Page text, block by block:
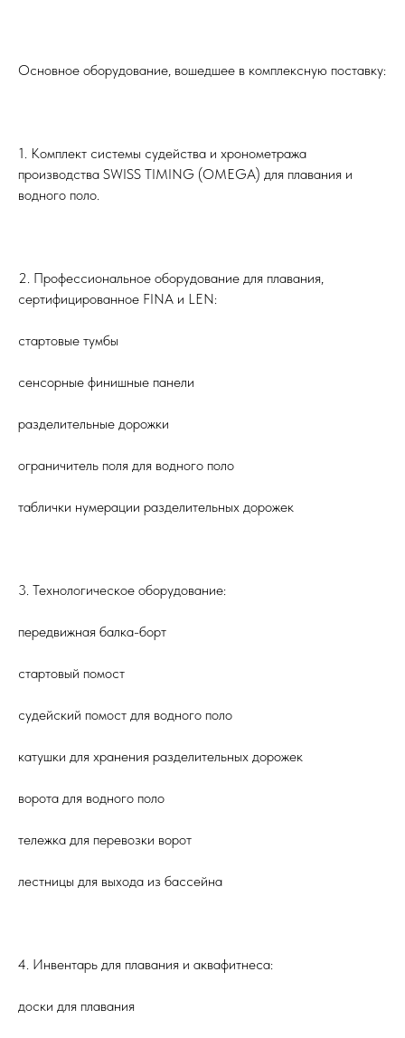
Основное оборудование, вошедшее в комплексную поставку:
1. Комплект системы судейства и хронометража
производства SWISS TIMING (OMEGA) для плавания и
водного поло.
2. Профессиональное оборудование для плавания,
сертифицированное FINA и LEN:
стартовые тумбы
сенсорные финишные панели
разделительные дорожки
ограничитель поля для водного поло
таблички нумерации разделительных дорожек
3. Технологическое оборудование:
передвижная балка-борт
стартовый помост
судейский помост для водного поло
катушки для хранения разделительных дорожек
ворота для водного поло
тележка для перевозки ворот
лестницы для выхода из бассейна
4. Инвентарь для плавания и аквафитнеса:
доски для плавания